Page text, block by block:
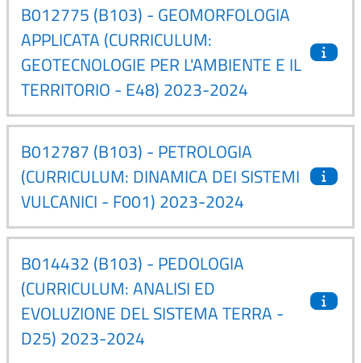
B012775 (B103) - GEOMORFOLOGIA
APPLICATA (CURRICULUM:
GEOTECNOLOGIE PER L'AMBIENTE E IL
TERRITORIO - E48) 2023-2024
B012787 (B103) - PETROLOGIA
(CURRICULUM: DINAMICA DEI SISTEMI
VULCANICI - F001) 2023-2024
B014432 (B103) - PEDOLOGIA
(CURRICULUM: ANALISI ED
EVOLUZIONE DEL SISTEMA TERRA -
D25) 2023-2024